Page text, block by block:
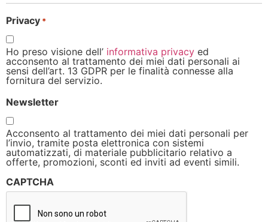
Privacy *
Ho preso visione dell’ informativa privacy ed
acconsento al trattamento dei miei dati personali ai
sensi dell’art. 13 GDPR per le finalità connesse alla
fornitura del servizio.
Newsletter
Acconsento al trattamento dei miei dati personali per
l’invio, tramite posta elettronica con sistemi
automatizzati, di materiale pubblicitario relativo a
offerte, promozioni, sconti ed inviti ad eventi simili.
CAPTCHA